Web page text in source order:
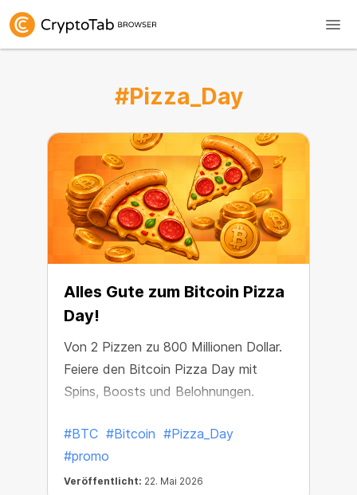
#Pizza_Day
Alles Gute zum Bitcoin Pizza
Day!
Von 2 Pizzen zu 800 Millionen Dollar.
Feiere den Bitcoin Pizza Day mit
Spins, Boosts und Belohnungen.
#BTC #Bitcoin #Pizza_Day
#promo
Veröffentlicht: 22. Mai 2026